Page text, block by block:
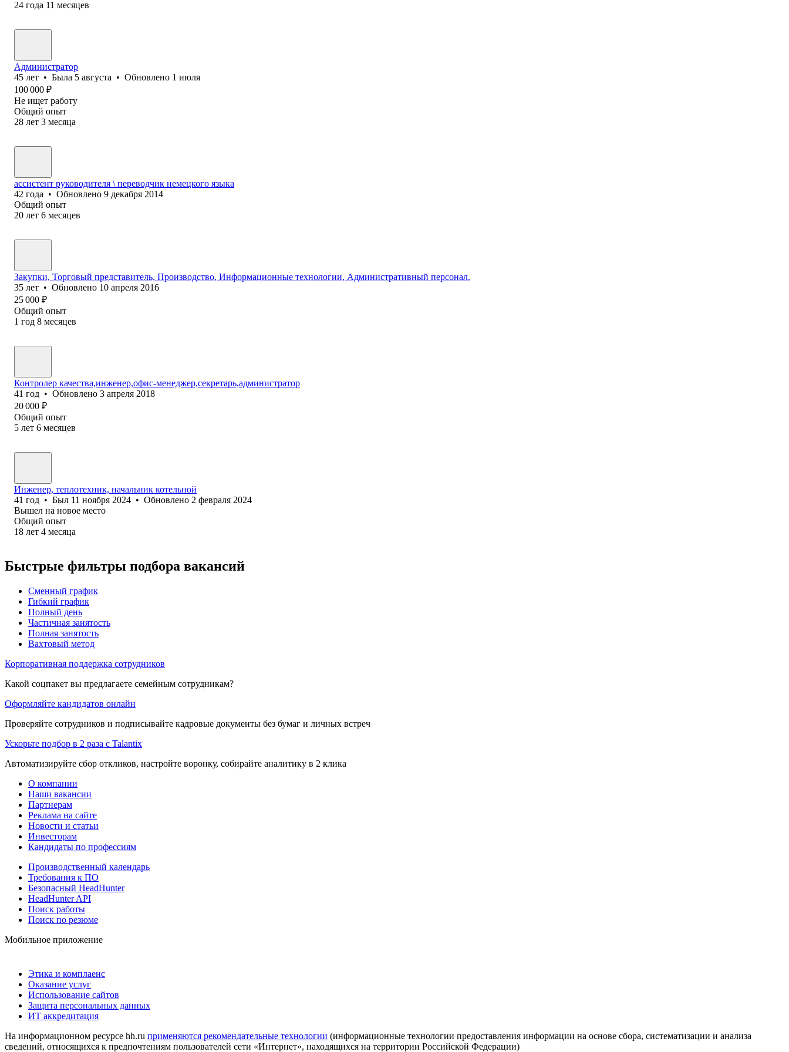
24 года 11 месяцев
Администратор
45 лет • Была 5 августа • Обновлено 1 июля
100 000 ₽
Не ищет работу
Общий опыт
28 лет 3 месяца
ассистент руководителя \ переводчик немецкого языка
42 года • Обновлено 9 декабря 2014
Общий опыт
20 лет 6 месяцев
Закупки, Торговый представитель, Производство, Информационные технологии, Административный персонал.
35 лет • Обновлено 10 апреля 2016
25 000 ₽
Общий опыт
1 год 8 месяцев
Контролер качества,инженер,офис-менеджер,секретарь,администратор
41 год • Обновлено 3 апреля 2018
20 000 ₽
Общий опыт
5 лет 6 месяцев
Инженер, теплотехник, начальник котельной
41 год • Был 11 ноября 2024 • Обновлено 2 февраля 2024
Вышел на новое место
Общий опыт
18 лет 4 месяца
Быстрые фильтры подбора вакансий
Сменный график
Гибкий график
Полный день
Частичная занятость
Полная занятость
Вахтовый метод
Корпоративная поддержка сотрудников
Какой соцпакет вы предлагаете семейным сотрудникам?
Оформляйте кандидатов онлайн
Проверяйте сотрудников и подписывайте кадровые документы без бумаг и личных встреч
Ускорьте подбор в 2 раза с Talantix
Автоматизируйте сбор откликов, настройте воронку, собирайте аналитику в 2 клика
О компании
Наши вакансии
Партнерам
Реклама на сайте
Новости и статьи
Инвесторам
Кандидаты по профессиям
Производственный календарь
Требования к ПО
Безопасный HeadHunter
HeadHunter API
Поиск работы
Поиск по резюме
Мобильное приложение
Этика и комплаенс
Оказание услуг
Использование сайтов
Защита персональных данных
ИТ аккредитация
На информационном ресурсе hh.ru применяются рекомендательные технологии (информационные технологии предоставления информации на основе сбора, систематизации и анализа
сведений, относящихся к предпочтениям пользователей сети «Интернет», находящихся на территории Российской Федерации)